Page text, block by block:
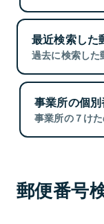
最近検索した
過去に検索した
事業所の個
事業所の７け
郵便番号